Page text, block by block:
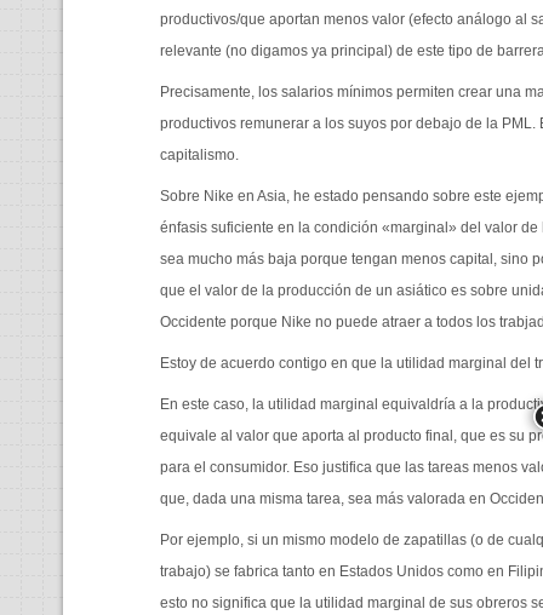
productivos/que aportan menos valor (efecto análogo al
relevante (no digamos ya principal) de este tipo de
Precisamente, los salarios mínimos permiten crear una
productivos remunerar a los suyos por debajo de la
capitalismo.
Sobre Nike en Asia, he estado pensando sobre este
énfasis suficiente en la condición «marginal» del valor
sea mucho más baja porque tengan menos capital, sino
que el valor de la producción de un asiático es sobre
Occidente porque Nike no puede atraer a todos los
Estoy de acuerdo contigo en que la utilidad marginal del
En este caso, la utilidad marginal equivaldría a la
equivale al valor que aporta al producto final, que es su
para el consumidor. Eso justifica que las tareas menos
que, dada una misma tarea, sea más valorada en
Por ejemplo, si un mismo modelo de zapatillas (o de
trabajo) se fabrica tanto en Estados Unidos como en
esto no significa que la utilidad marginal de sus obreros